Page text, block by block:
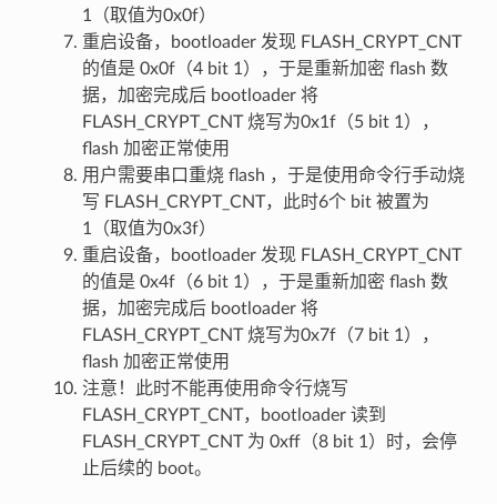
1（取值为0x0f）
重启设备，bootloader 发现 FLASH_CRYPT_CNT
的值是 0x0f（4 bit 1），于是重新加密 flash 数
据，加密完成后 bootloader 将
FLASH_CRYPT_CNT 烧写为0x1f（5 bit 1），
flash 加密正常使用
用户需要串口重烧 flash ，于是使用命令行手动烧
写 FLASH_CRYPT_CNT，此时6个 bit 被置为
1（取值为0x3f）
重启设备，bootloader 发现 FLASH_CRYPT_CNT
的值是 0x4f（6 bit 1），于是重新加密 flash 数
据，加密完成后 bootloader 将
FLASH_CRYPT_CNT 烧写为0x7f（7 bit 1），
flash 加密正常使用
注意！此时不能再使用命令行烧写
FLASH_CRYPT_CNT，bootloader 读到
FLASH_CRYPT_CNT 为 0xff（8 bit 1）时，会停
止后续的 boot。